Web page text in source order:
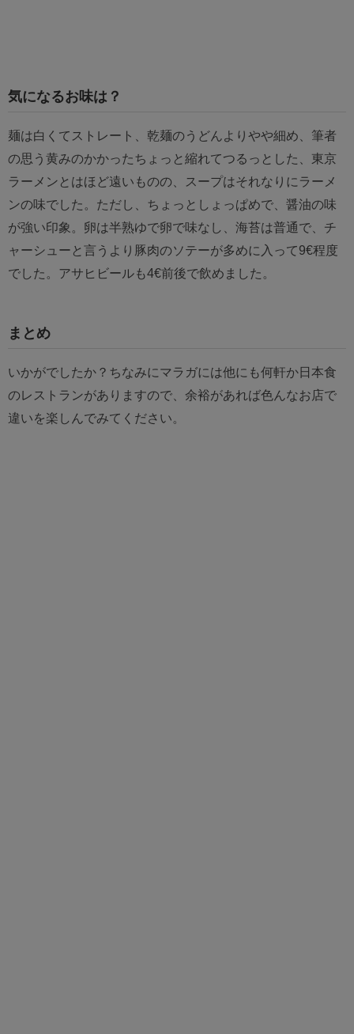
気になるお味は？
麺は白くてストレート、乾麺のうどんよりやや細め、筆者
の思う黄みのかかったちょっと縮れてつるっとした、東京
ラーメンとはほど遠いものの、スープはそれなりにラーメ
ンの味でした。ただし、ちょっとしょっぱめで、醤油の味
が強い印象。卵は半熟ゆで卵で味なし、海苔は普通で、チ
ャーシューと言うより豚肉のソテーが多めに入って9€程度
でした。アサヒビールも4€前後で飲めました。
まとめ
いかがでしたか？ちなみにマラガには他にも何軒か日本食
のレストランがありますので、余裕があれば色んなお店で
違いを楽しんでみてください。